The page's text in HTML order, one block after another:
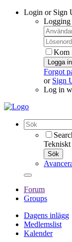
Login or Sign
Logging
Kom
Logga in
Forgot
or Sign
Log in
Sök
Forum
Groups
Dagens inlägg
Medlemslist
Kalender